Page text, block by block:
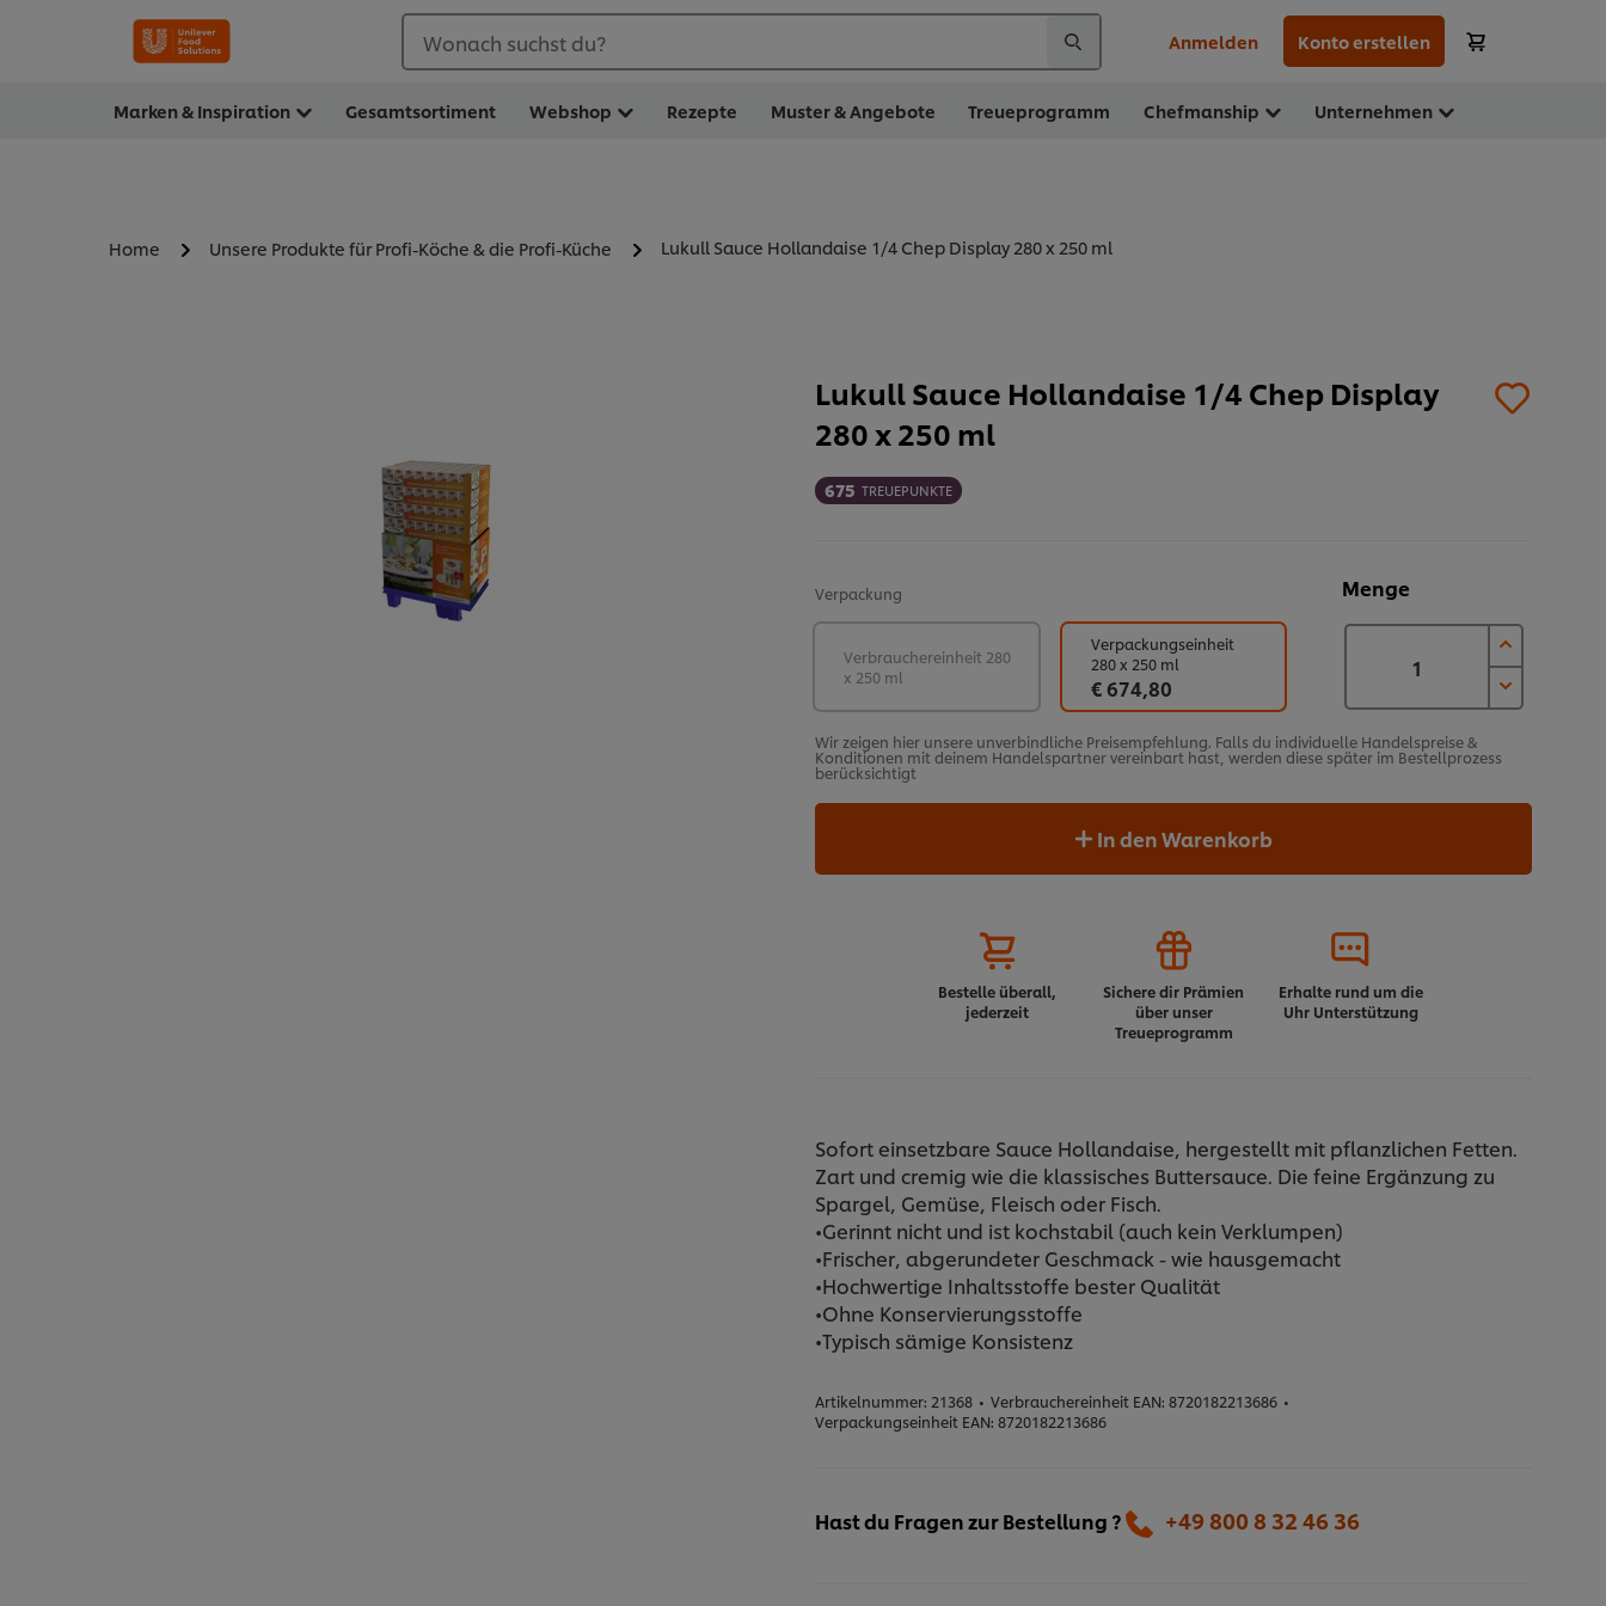
Wonach suchst du? Anmelden Konto erstellen
Marken & Inspiration Gesamtsortiment Webshop Rezepte Muster & Angebote Treueprogramm Chefmanship Unternehmen
Home Unsere Produkte für Profi-Köche & die Profi-Küche Lukull Sauce Hollandaise 1/4 Chep Display 280 x 250 ml
Lukull Sauce Hollandaise 1/4 Chep Display
280 x 250 ml
675 TREUEPUNKTE
Verpackung Menge
Verbrauchereinheit 280
x 250 ml
Verpackungseinheit
280 x 250 ml
€ 674,80
Wir zeigen hier unsere unverbindliche Preisempfehlung. Falls du individuelle Handelspreise &
Konditionen mit deinem Handelspartner vereinbart hast, werden diese später im Bestellprozess
berücksichtigt
In den Warenkorb
Bestelle überall,
jederzeit
Sichere dir Prämien
über unser
Treueprogramm
Erhalte rund um die
Uhr Unterstützung
Sofort einsetzbare Sauce Hollandaise, hergestellt mit pflanzlichen Fetten.
Zart und cremig wie die klassisches Buttersauce. Die feine Ergänzung zu
Spargel, Gemüse, Fleisch oder Fisch.
•Gerinnt nicht und ist kochstabil (auch kein Verklumpen)
•Frischer, abgerundeter Geschmack - wie hausgemacht
•Hochwertige Inhaltsstoffe bester Qualität
•Ohne Konservierungsstoffe
•Typisch sämige Konsistenz
Artikelnummer: 21368 • Verbrauchereinheit EAN: 8720182213686 •
Verpackungseinheit EAN: 8720182213686
Hast du Fragen zur Bestellung ? +49 800 8 32 46 36